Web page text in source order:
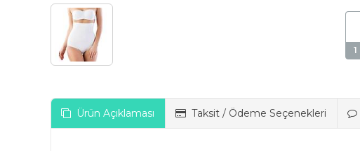
1
Ürün Açıklaması Taksit / Ödeme Seçenekleri